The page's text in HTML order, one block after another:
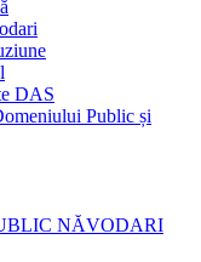
DAS
Public și
NĂVODARI